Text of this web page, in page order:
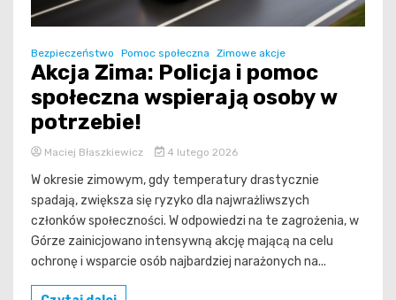
Bezpieczeństwo Pomoc społeczna Zimowe akcje
Akcja Zima: Policja i pomoc
społeczna wspierają osoby w
potrzebie!
Maciej Błaszkiewicz 4 lutego 2026
W okresie zimowym, gdy temperatury drastycznie
spadają, zwiększa się ryzyko dla najwrażliwszych
członków społeczności. W odpowiedzi na te zagrożenia, w
Górze zainicjowano intensywną akcję mającą na celu
ochronę i wsparcie osób najbardziej narażonych na...